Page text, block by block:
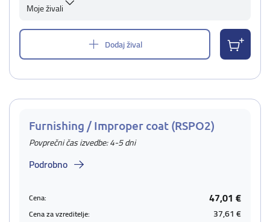
Moje živali
Dodaj žival
Furnishing / Improper coat (RSPO2)
Povprečni čas izvedbe: 4-5 dni
Podrobno
Cena: 47,01 €
Cena za vzreditelje: 37,61 €